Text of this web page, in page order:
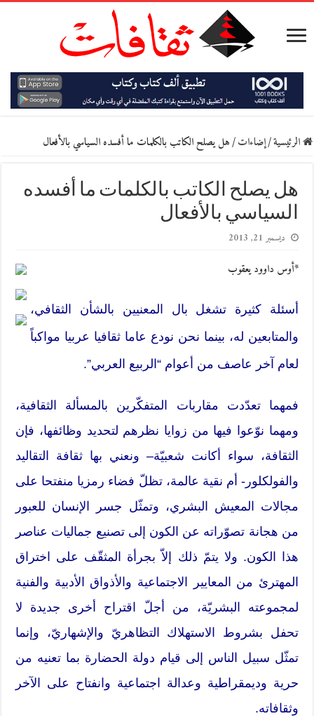
الرئيسية/إضاءات/هل يصلح الكاتب بالكلمات ما أفسده السياسي بالأفعال
هل يصلح الكاتب بالكلمات ما أفسده
السياسي بالأفعال
ديسمبر 21, 2013
*أوس داوود يعقوب
أسئلة كثيرة تشغل بال المعنيين بالشأن الثقافي،
والمتابعين له، بينما نحن نودع عاما ثقافيا عربيا مواكباً
لعام آخر عاصف من أعوام “الربيع العربي”.
فمهما تعدّدت مقاربات المتفكّرين بالمسألة الثقافية،
ومهما نوّعوا فيها من زوايا نظرهم لتحديد وظائفها، فإن
الثقافة، سواء أكانت شعبيّة– ونعني بها ثقافة التقاليد
والفولكلور- أم نقية عالمة، تظلّ فضاء رمزيا منفتحا على
مجالات المعيش البشري، وتمثّل جسر الإنسان للعبور
من هجانة تصوّراته عن الكون إلى تصنيع جماليات عناصر
هذا الكون. ولا يتمّ ذلك إلاّ بجرأة المثقّف على اختراق
المهترئ من المعايير الاجتماعية والأذواق الأدبية والفنية
لمجموعته البشريّة، من أجلّ اقتراح أخرى جديدة لا
تحفل بشروط الاستهلاك التظاهريّ والإشهاريّ، وإنما
تمثّل سبيل الناس إلى قيام دولة الحضارة بما تعنيه من
حرية وديمقراطية وعدالة اجتماعية وانفتاح على الآخر
وثقافاته.